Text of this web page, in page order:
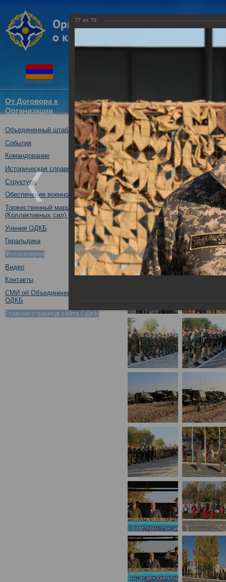
От Договора к
Организации
Структура
ОДКБ
Новости
Объединенный штаб ОДКБ
События
Командование
Историческая справка
Структура
Обеспечение военной безопасности
Торжественный марш Войск
(Коллективных сил) ОДКБ
Учения ОДКБ
Геральдика
Фотогалерея
Видео
Контакты
СМИ об Объединенном штабе
ОДКБ
Главная страница сайта ОДКБ
Открытие совместного
16.10.2017
77 из 79